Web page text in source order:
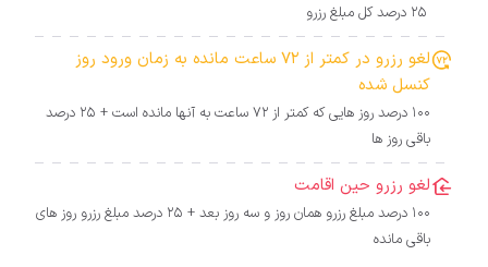
25 درصد کل مبلغ رزرو
لغو رزرو در کمتر از 72 ساعت مانده به زمان ورود روز
کنسل شده
100 درصد روز هایی که کمتر از 72 ساعت به آنها مانده است + 25 درصد
باقی روز ها
لغو رزرو حین اقامت
100 درصد مبلغ رزرو همان روز و سه روز بعد + 25 درصد مبلغ رزرو روز های
باقی مانده